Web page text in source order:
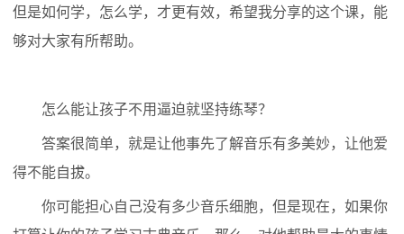
但是如何学，怎么学，才更有效，希望我分享的这个课，能
够对大家有所帮助。
怎么能让孩子不用逼迫就坚持练琴？
答案很简单，就是让他事先了解音乐有多美妙，让他爱
得不能自拔。
你可能担心自己没有多少音乐细胞，但是现在，如果你